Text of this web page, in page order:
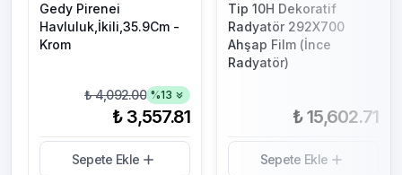
Gedy Pirenei
Havluluk,İkili,35.9Cm -
Krom
₺ 4,092.00 %13
₺ 3,557.81
Sepete Ekle
Tip 10H Dekoratif
Radyatör 292X700
Ahşap Film (İnce
Radyatör)
₺ 15,602.71
Sepete Ekle